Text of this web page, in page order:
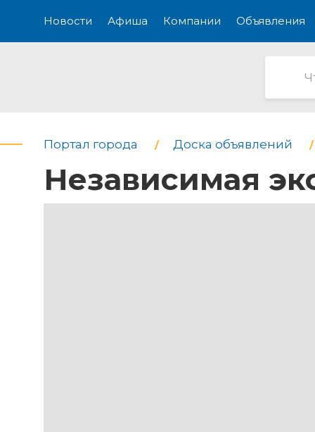
Новости Афиша Компании Объявления
Портал города Доска объявлений
Независимая